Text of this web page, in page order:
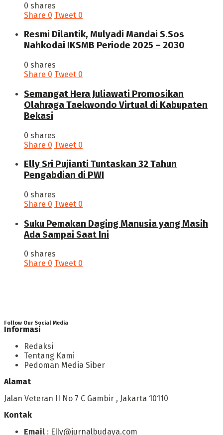
0 shares
Share 0 Tweet 0
Resmi Dilantik, Mulyadi Mandai S.Sos
Nahkodai IKSMB Periode 2025 – 2030
0 shares
Share 0 Tweet 0
Semangat Hera Juliawati Promosikan
Olahraga Taekwondo Virtual di Kabupaten
Bekasi
0 shares
Share 0 Tweet 0
Elly Sri Pujianti Tuntaskan 32 Tahun
Pengabdian di PWI
0 shares
Share 0 Tweet 0
‎Suku Pemakan Daging Manusia yang Masih
Ada Sampai Saat Ini
0 shares
Share 0 Tweet 0
Follow Our Social Media
Informasi
Redaksi
Tentang Kami
Pedoman Media Siber
Alamat
Jalan Veteran II No 7 C Gambir , Jakarta 10110
Kontak
Email : Elly@jurnalbudaya.com